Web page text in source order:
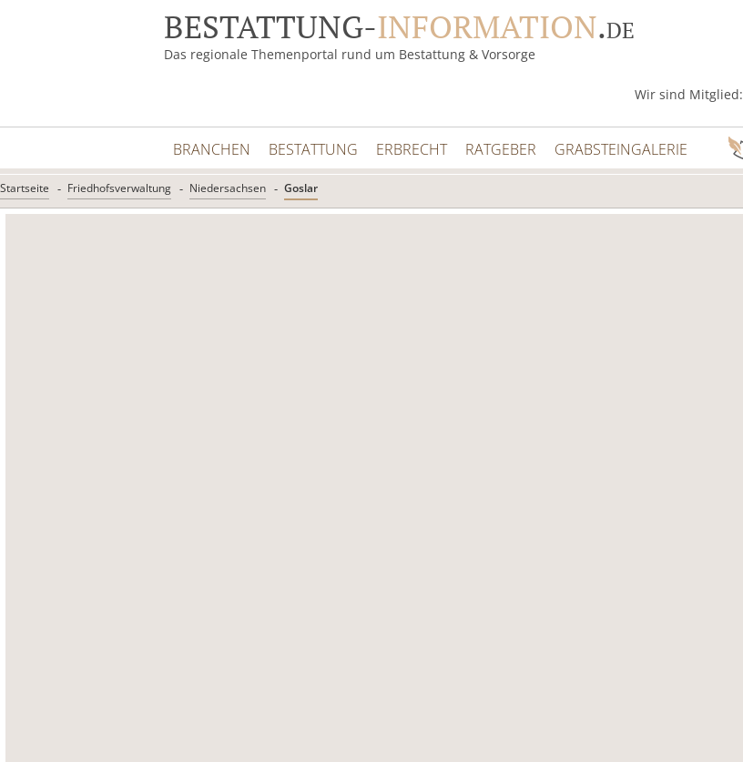
BESTATTUNG-INFORMATION.DE
Das regionale Themenportal rund um Bestattung & Vorsorge
Wir sind Mitglied:
BRANCHEN BESTATTUNG ERBRECHT RATGEBER GRABSTEINGALERIE
Startseite Friedhofsverwaltung Niedersachsen Goslar